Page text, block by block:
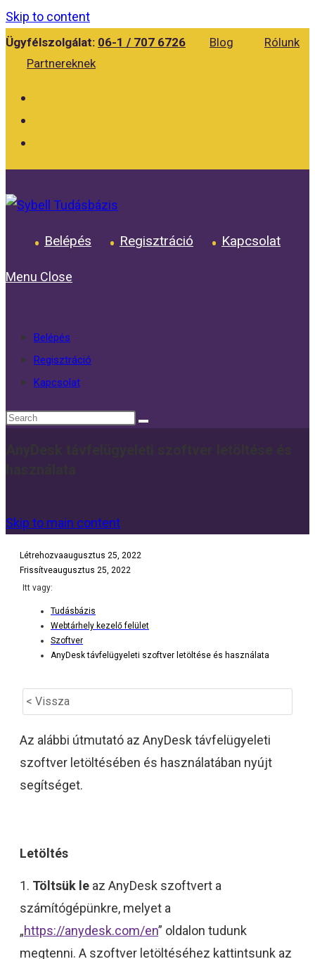
Skip to content
Ügyfélszolgálat: 06-1 / 707 6726 Blog
Rólunk
Partnereknek
Belépés Regisztráció Kapcsolat
Menu Close
Belépés
Regisztráció
Kapcsolat
Skip to main content
Létrehozvaaugusztus 25, 2022
Frissítveaugusztus 25, 2022
Itt vagy:
Tudásbázis
Webtárhely kezelő felület
Szoftver
AnyDesk távfelügyeleti szoftver letöltése és használata
< Vissza
Az alábbi útmutató az AnyDesk távfelügyeleti
szoftver letöltésében és használatában nyújt
segítséget.
Letöltés
1. Töltsük le az AnyDesk szoftvert a
számítógépünkre, melyet a
„https://anydesk.com/en” oldalon tudunk
megtenni. A szoftver letöltéséhez kattintsunk az